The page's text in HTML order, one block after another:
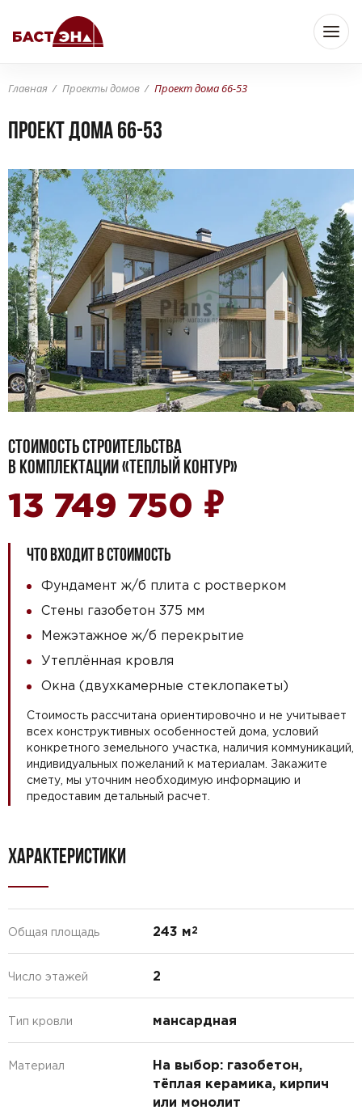
Главная Проекты домов Проект дома 66-53
Проект дома 66-53
СТОИМОСТЬ СТРОИТЕЛЬСТВА
В КОМПЛЕКТАЦИИ «ТЕПЛЫЙ КОНТУР»
13 749 750 ₽
ЧТО ВХОДИТ В СТОИМОСТЬ
Фундамент ж/б плита с ростверком
Стены газобетон 375 мм
Межэтажное ж/б перекрытие
Утеплённая кровля
Окна (двухкамерные стеклопакеты)
Стоимость рассчитана ориентировочно и не учитывает
всех конструктивных особенностей дома, условий
конкретного земельного участка, наличия коммуникаций,
индивидуальных пожеланий к материалам. Закажите
смету, мы уточним необходимую информацию и
предоставим детальный расчет.
ХАРАКТЕРИСТИКИ
Общая площадь 243 м2
Число этажей 2
Тип кровли мансардная
Материал
На выбор: газобетон,
тёплая керамика, кирпич
или монолит